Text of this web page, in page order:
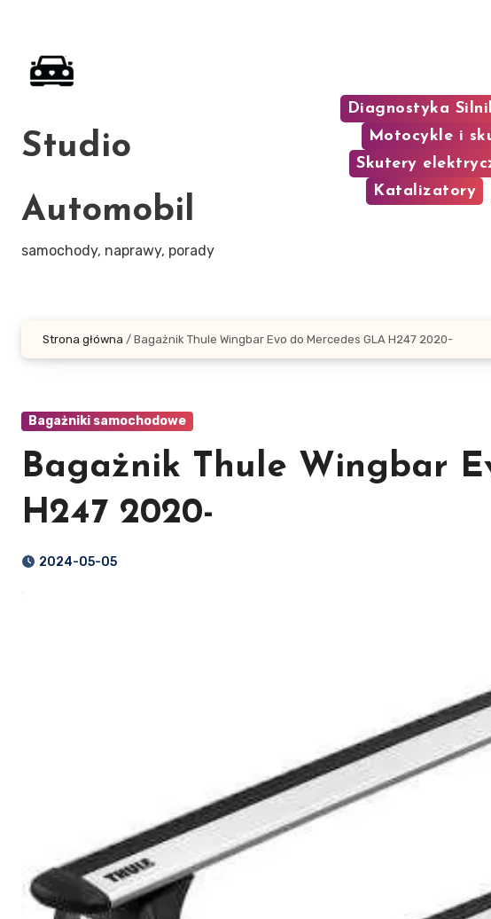
content
Studio
Automobil
samochody, naprawy, porady
Diagnostyka
Motocykle i
Skutery
Katalizatory
Strona główna / Bagażnik Thule Wingbar Evo do Mercedes GLA H247 2020-
Bagażniki samochodowe
Bagażnik Thule Wingbar
H247 2020-
2024-05-05